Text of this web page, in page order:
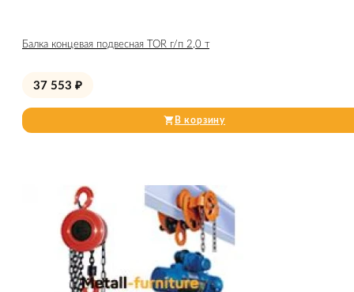
Балка концевая подвесная TOR г/п 2,0 т
37 553 ₽
В корзину